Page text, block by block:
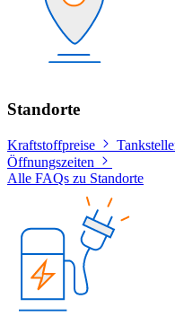
Standorte
Kraftstoffpreise
Öffnungszeiten
Alle FAQs zu Standorte